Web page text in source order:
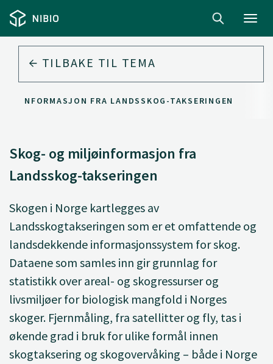
TILBAKE TIL TEMA
FRA LANDSSKOG-TAKSERINGEN
Skog- og miljøinformasjon fra
Landsskog-takseringen
Skogen i Norge kartlegges av
Landsskogtakseringen som er et omfattende og
landsdekkende informasjonssystem for skog.
Dataene som samles inn gir grunnlag for
statistikk over areal- og skogressurser og
livsmiljøer for biologisk mangfold i Norges
skoger. Fjernmåling, fra satellitter og fly, tas i
økende grad i bruk for ulike formål innen
skogtaksering og skogovervåking – både i Norge